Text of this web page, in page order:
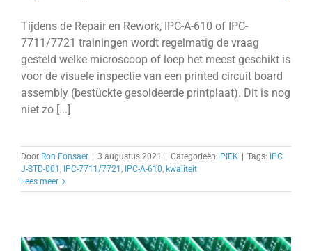
Tijdens de Repair en Rework, IPC-A-610 of IPC-
7711/7721 trainingen wordt regelmatig de vraag
gesteld welke microscoop of loep het meest geschikt is
voor de visuele inspectie van een printed circuit board
assembly (bestückte gesoldeerde printplaat). Dit is nog
niet zo [...]
Door Ron Fonsaer 3 augustus 2021 Categorieën: PIEK Tags:
IPC
J-STD-001 , IPC-7711/7721 , IPC-A-610, kwaliteit
Lees meer